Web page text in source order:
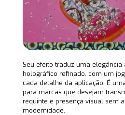
Seu efeito traduz uma
holográfico refinado, com um
cada detalhe da aplicação. É
para marcas que desejam
requinte e presença visual sem
modernidade.